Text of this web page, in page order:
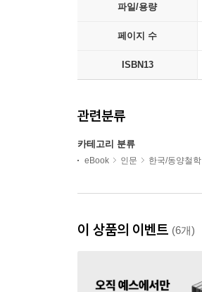
파일/용량
페이지 수
ISBN13
관련분류
카테고리 분류
eBook 인문 한국/동양철학
이 상품의 이벤트 (6개)